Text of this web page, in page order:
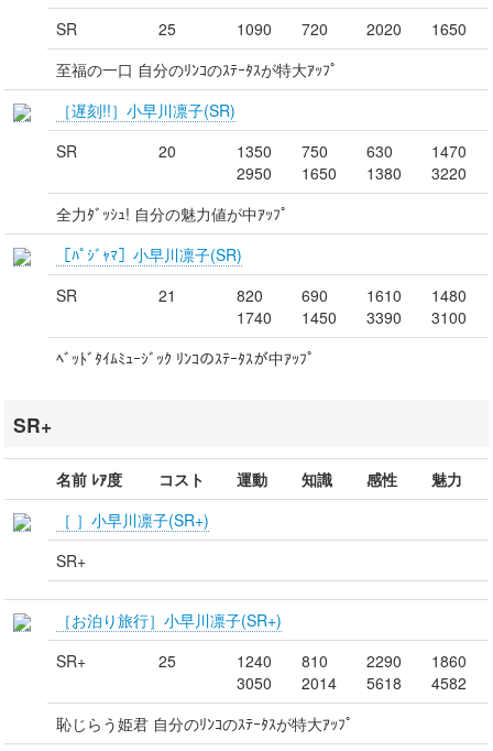
SR
25 1090 720 2020
1650
至福の一口 自分のﾘﾝｺのｽﾃｰﾀｽが特大ｱｯﾌﾟ
［遅刻!!］小早川凛子(SR)
SR
20
1350
2950
750
1650
630
1380
1470
3220
全力ﾀﾞｯｼｭ! 自分の魅力値が中ｱｯﾌﾟ
［ﾊﾟｼﾞｬﾏ］小早川凛子(SR)
SR
21
820
1740
690
1450
1610
3390
1480
3100
ﾍﾞｯﾄﾞﾀｲﾑﾐｭｰｼﾞｯｸ ﾘﾝｺのｽﾃｰﾀｽが中ｱｯﾌﾟ
SR+
名前 ﾚｱ度 コスト 運動 知識 感性
魅力
［ ］小早川凛子(SR+)
SR+
［お泊り旅行］小早川凛子(SR+)
SR+
25
1240
3050
810
2014
2290
5618
1860
4582
恥じらう姫君 自分のﾘﾝｺのｽﾃｰﾀｽが特大ｱｯﾌﾟ